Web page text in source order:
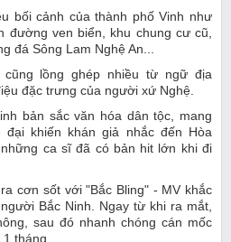
bối cảnh của thành phố Vinh như
đường ven biển, khu chung cư cũ,
đá Sông Lam Nghệ An...
lồng ghép nhiều từ ngữ địa
đặc trưng của người xứ Nghệ.
bản sắc văn hóa dân tộc, mang
khiến khán giả nhắc đến Hòa
ca sĩ đã có bản hit lớn khi đi
cơn sốt với "Bắc Bling" - MV khắc
Bắc Ninh. Ngay từ khi ra mắt,
sau đó nhanh chóng cán mốc
tháng.